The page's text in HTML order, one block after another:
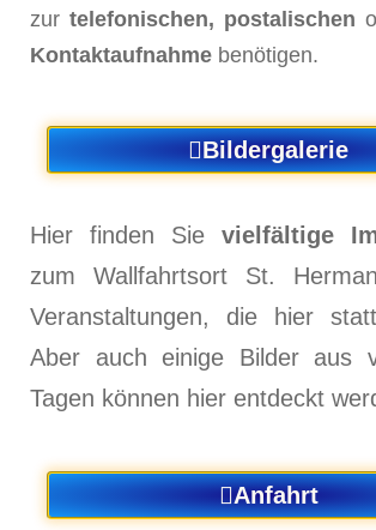
zur telefonischen, postalischen
Kontaktaufnahme benötigen.
Bildergalerie
Hier finden Sie vielfältige
zum Wallfahrtsort St.
Veranstaltungen, die hier
Aber auch einige Bilder aus
Tagen können hier entdeckt
Anfahrt